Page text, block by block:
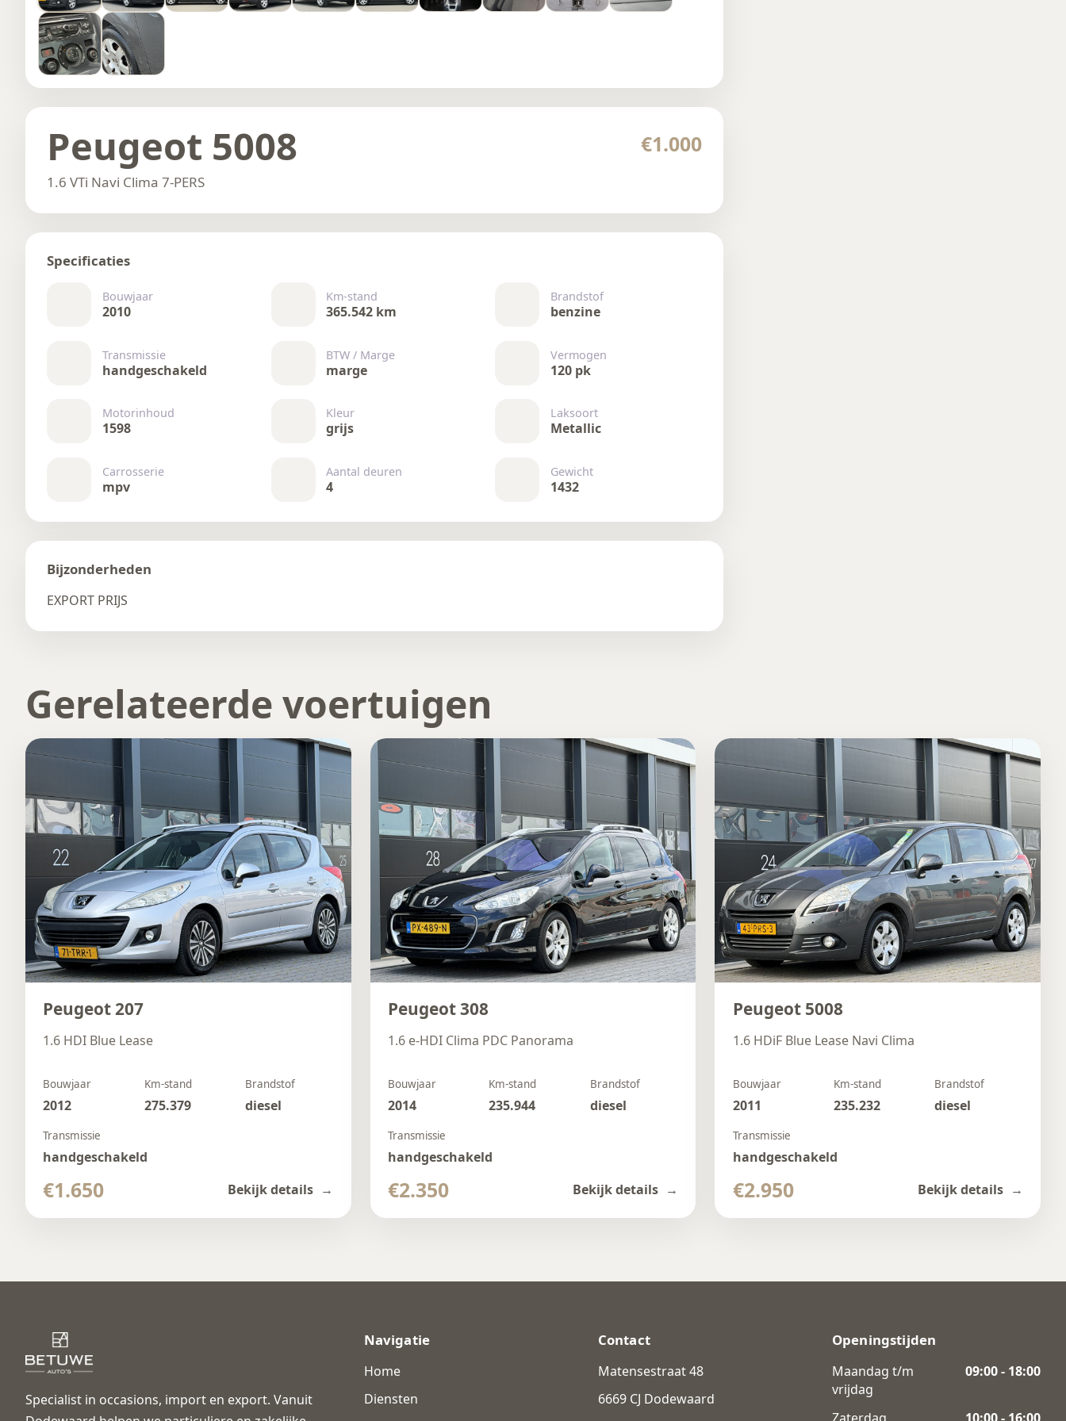
Peugeot 5008
1.6 VTi Navi Clima 7-PERS
€1.000
Specificaties
Bouwjaar
2010
Km-stand
365.542 km
Brandstof
benzine
Transmissie
handgeschakeld
BTW / Marge
marge
Vermogen
120 pk
Motorinhoud
1598
Kleur
grijs
Laksoort
Metallic
Carrosserie
mpv
Aantal deuren
4
Gewicht
1432
Bijzonderheden
EXPORT PRIJS
Gerelateerde voertuigen
Peugeot 207
1.6 HDI Blue Lease
Bouwjaar
2012
Km-stand
275.379
Brandstof
diesel
Transmissie
handgeschakeld
€1.650 Bekijk details
Peugeot 308
1.6 e-HDI Clima PDC Panorama
Bouwjaar
2014
Km-stand
235.944
Brandstof
diesel
Transmissie
handgeschakeld
€2.350 Bekijk details
Peugeot 5008
1.6 HDiF Blue Lease Navi Clima
Bouwjaar
2011
Km-stand
235.232
Brandstof
diesel
Transmissie
handgeschakeld
€2.950 Bekijk details
Specialist in occasions, import en export. Vanuit
Navigatie
Home
Diensten
Contact
Matensestraat 48
6669 CJ Dodewaard
Openingstijden
Maandag t/m
vrijdag
09:00 - 18:00